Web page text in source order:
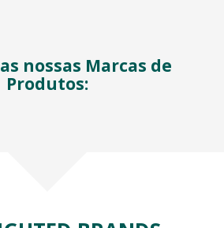
nossas Marcas de
Produtos: